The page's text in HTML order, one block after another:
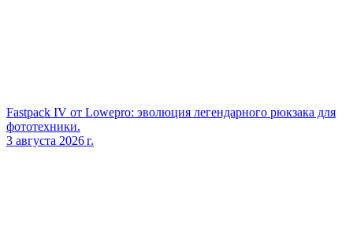
Fastpack IV от Lowepro: эволюция легендарного рюкзака для
фототехники.
3 августа 2026 г.